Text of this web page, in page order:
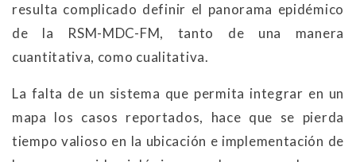
resulta complicado definir el panorama epidémico
de la RSM-MDC-FM, tanto de una manera
cuantitativa, como cualitativa.
La falta de un sistema que permita integrar en un
mapa los casos reportados, hace que se pierda
tiempo valioso en la ubicación e implementación de